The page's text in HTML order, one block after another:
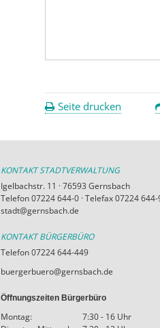
Seite drucken
KONTAKT STADTVERWALTUNG
Igelbachstr. 11 · 76593 Gernsbach
Telefon 07224 644-0 · Telefax 07224
stadt@gernsbach.de
KONTAKT BÜRGERBÜRO
Telefon 07224 644-449
buergerbuero@gernsbach.de
Öffnungszeiten Bürgerbüro
Montag:
7:30 - 16 Uhr